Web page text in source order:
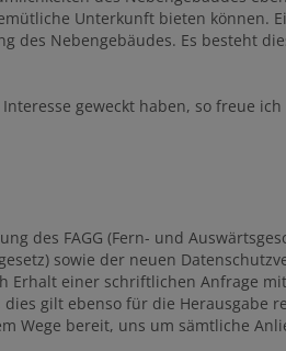
Unterkunft bieten können.
des Nebengebäudes. Es besteht
geweckt haben, so freue
des FAGG (Fern- und
sowie der neuen
Erhalt einer schriftlichen Anfrage
gilt ebenso für die Herausgabe
Wege bereit, uns um sämtliche